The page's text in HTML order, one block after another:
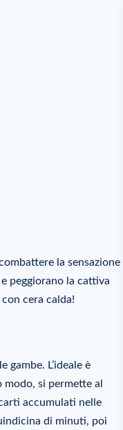
la sensazione
peggiorano la cattiva
cera calda!
L’ideale è
si permette al
accumulati nelle
di minuti, poi